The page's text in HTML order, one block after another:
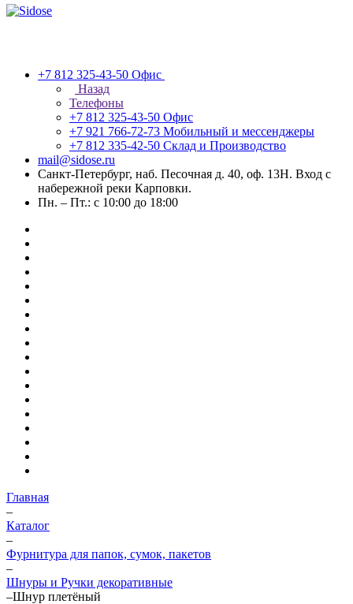
+7 812 325-43-50 Офис
Назад
Телефоны
+7 812 325-43-50 Офис
+7 921 766-72-73 Мобильный и мессенджеры
+7 812 335-42-50 Склад и Производство
mail@sidose.ru
Санкт-Петербург, наб. Песочная д. 40, оф. 13Н. Вход с
набережной реки Карповки.
Пн. – Пт.: с 10:00 до 18:00
Главная
–
Каталог
–
Фурнитура для папок, сумок, пакетов
–
Шнуры и Ручки декоративные
–Шнур плетёный